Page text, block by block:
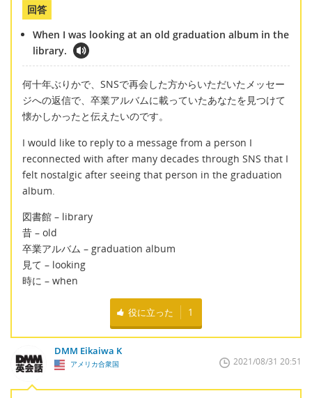
回答
When I was looking at an old graduation album in the
library.
何十年ぶりかで、SNSで再会した方からいただいたメッセー
ジへの返信で、卒業アルバムに載っていたあなたを見つけて
懐かしかったと伝えたいのです。
I would like to reply to a message from a person I
reconnected with after many decades through SNS that I
felt nostalgic after seeing that person in the graduation
album.
図書館 – library
昔 – old
卒業アルバム – graduation album
見て – looking
時に – when
役に立った 1
DMM Eikaiwa K
アメリカ合衆国 2021/08/31 20:51